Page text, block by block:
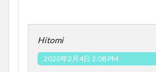
Hitomi
2020年2月4日 2:08 PM